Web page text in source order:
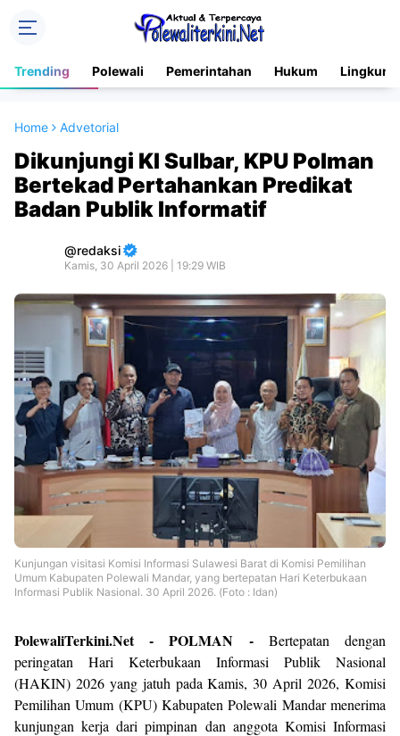
Trending Polewali Pemerintahan Hukum
Home Advetorial
Dikunjungi KI Sulbar, KPU Polman
Bertekad Pertahankan Predikat
Badan Publik Informatif
redaksi
Kamis, 30 April 2026 | 19:29 WIB
Kunjungan visitasi Komisi Informasi Sulawesi Barat di Komisi Pemilihan
Umum Kabupaten Polewali Mandar, yang bertepatan Hari Keterbukaan
Informasi Publik Nasional. 30 April 2026. (Foto : Idan)
PolewaliTerkini.Net - POLMAN -Bertepatan dengan
peringatan Hari Keterbukaan Informasi Publik Nasional
(HAKIN) 2026 yang jatuh pada Kamis, 30 April 2026, Komisi
Pemilihan Umum (KPU) Kabupaten Polewali Mandar menerima
kunjungan kerja dari pimpinan dan anggota Komisi Informasi